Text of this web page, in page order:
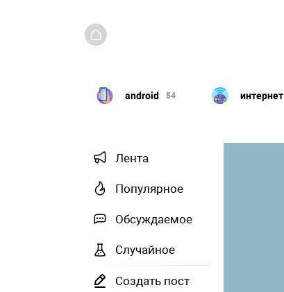
android 54 интернет
Лента
Популярное
Обсуждаемое
Случайное
Создать пост